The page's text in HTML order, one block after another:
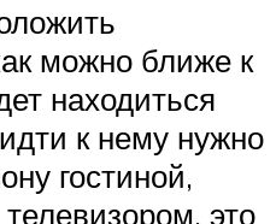
можно ближе к
находиться
к нему нужно
гостиной,
это